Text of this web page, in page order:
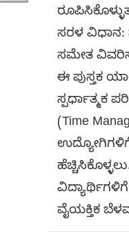
ಸರಳ ವಿಧಾನ:
ಸಮೇತ
ಈ ಪುಸ್ತಕ
ಸ್ಪರ್ಧಾತ್ಮಕ
(Time
ಉದ್ಯೋಗಿಗಳಿಗೆ
ವೈಯಕ್ತಿಕ